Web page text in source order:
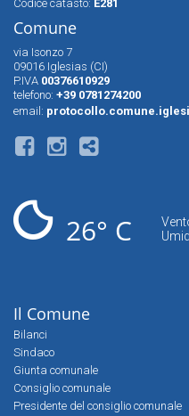
Codice catasto: E281
Comune
via Isonzo 7
09016 Iglesias (CI)
P.IVA 00376610929
telefono: +39 0781274200
email:
26° C
Il Comune
Bilanci
Sindaco
Giunta comunale
Consiglio comunale
Presidente del consiglio comunale